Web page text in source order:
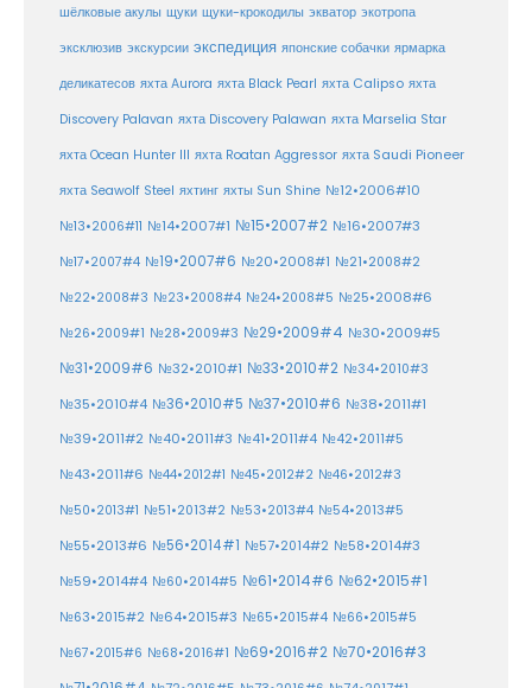
шёлковые акулы щуки щуки-крокодилы экватор экотропа
эксклюзив экскурсии экспедиция японские собачки ярмарка
деликатесов яхта Aurora яхта Black Pearl яхта Calipso яхта
Discovery Palavan яхта Discovery Palawan яхта Marselia Star
яхта Ocean Hunter III яхта Roatan Aggressor яхта Saudi Pioneer
яхта Seawolf Steel яхтинг яхты Sun Shine №12•2006#10
№13•2006#11 №14•2007#1 №15•2007#2 №16•2007#3
№17•2007#4 №19•2007#6 №20•2008#1 №21•2008#2
№22•2008#3 №23•2008#4 №24•2008#5 №25•2008#6
№26•2009#1 №28•2009#3 №29•2009#4 №30•2009#5
№31•2009#6 №32•2010#1 №33•2010#2 №34•2010#3
№35•2010#4 №36•2010#5 №37•2010#6 №38•2011#1
№39•2011#2 №40•2011#3 №41•2011#4 №42•2011#5
№43•2011#6 №44•2012#1 №45•2012#2 №46•2012#3
№50•2013#1 №51•2013#2 №53•2013#4 №54•2013#5
№55•2013#6 №56•2014#1 №57•2014#2 №58•2014#3
№59•2014#4 №60•2014#5 №61•2014#6 №62•2015#1
№63•2015#2 №64•2015#3 №65•2015#4 №66•2015#5
№67•2015#6 №68•2016#1 №69•2016#2 №70•2016#3